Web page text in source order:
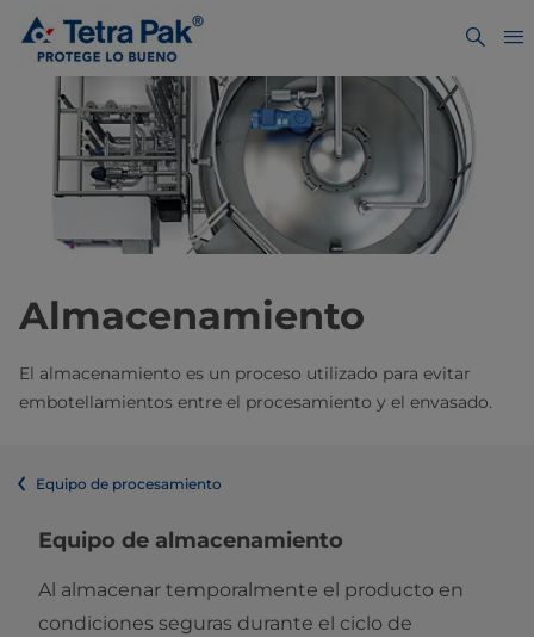
Almacenamiento
El almacenamiento es un proceso utilizado para evitar
embotellamientos entre el procesamiento y el envasado.
Equipo de procesamiento
Equipo de almacenamiento
Al almacenar temporalmente el producto en
condiciones seguras durante el ciclo de